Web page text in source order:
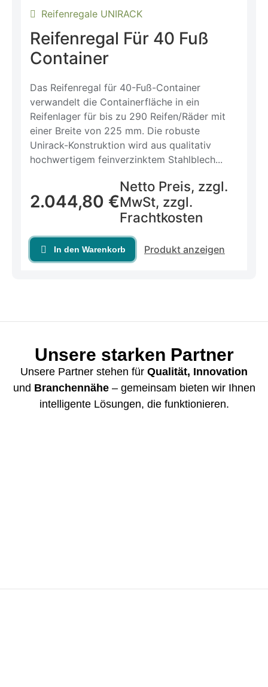
Reifenregale UNIRACK
Reifenregal Für 40 Fuß
Container
Das Reifenregal für 40-Fuß-Container
verwandelt die Containerfläche in ein
Reifenlager für bis zu 290 Reifen/Räder mit
einer Breite von 225 mm. Die robuste
Unirack-Konstruktion wird aus qualitativ
hochwertigem feinverzinktem Stahlblech...
2.044,80 €
Netto Preis, zzgl.
MwSt, zzgl.
Frachtkosten
In den Warenkorb Produkt anzeigen
Unsere starken Partner
Unsere Partner stehen für Qualität, Innovation
und Branchennähe– gemeinsam bieten wir Ihnen
intelligente Lösungen, die funktionieren.